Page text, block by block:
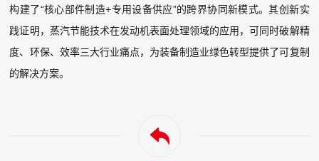
构建了“核心部件制造+专用设备供应”的跨界协同新模式。其创新实
践证明，蒸汽节能技术在发动机表面处理领域的应用，可同时破解精
度、环保、效率三大行业痛点，为装备制造业绿色转型提供了可复制
的解决方案。